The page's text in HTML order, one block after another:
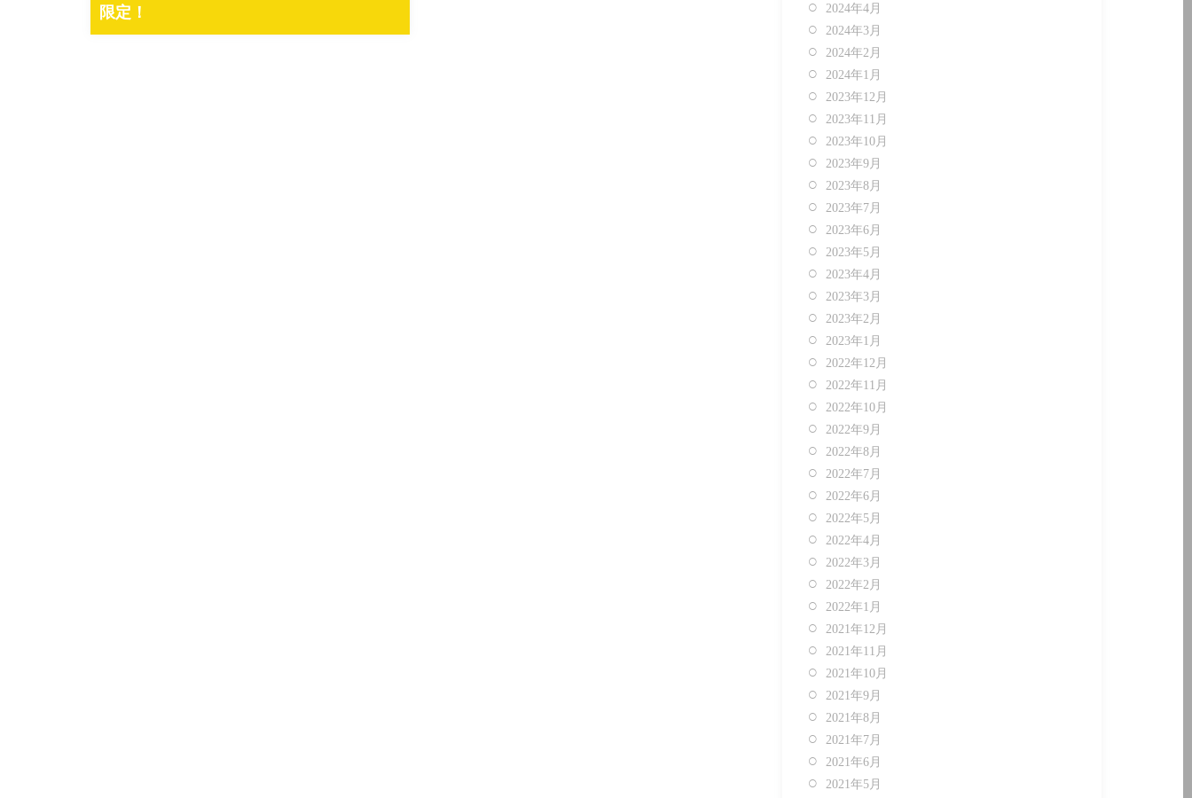
限定！
2024年4月
2024年3月
2024年2月
2024年1月
2023年12月
2023年11月
2023年10月
2023年9月
2023年8月
2023年7月
2023年6月
2023年5月
2023年4月
2023年3月
2023年2月
2023年1月
2022年12月
2022年11月
2022年10月
2022年9月
2022年8月
2022年7月
2022年6月
2022年5月
2022年4月
2022年3月
2022年2月
2022年1月
2021年12月
2021年11月
2021年10月
2021年9月
2021年8月
2021年7月
2021年6月
2021年5月